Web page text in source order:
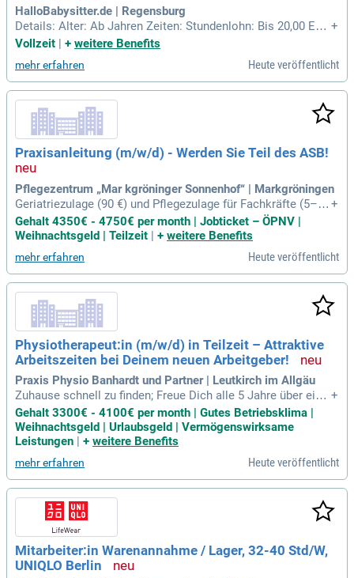
HalloBabysitter.de | Regensburg
Details: Alter: Ab Jahren Zeiten: Stundenlohn: Bis 20,00 Eur
o Anzahl der Kinder: 2 Geburtsjahre der Kinder: 2026, 2018 T
+
Vollzeit
+ weitere Benefits
mehr erfahren Heute veröffentlicht
Praxisanleitung (m/w/d) - Werden Sie Teil des ASB!
Pflegezentrum „Mar kgröninger Sonnenhof“ | Markgröningen
Geriatriezulage (90 €) und Pflegezulage für Fachkräfte (5–1
1% je nach Erfahrung) wird in Gehaltsberechnung aufgenom
men; Ein Jobticket für Sie; Einspringbonus, der Ihr Engagem
ent belohnt; Ein Weihnachtsgeld; Es gibt eine gute ÖPNV-An
bindung; Fort- und
+
Gehalt 4350€ - 4750€ per month | Jobticket – ÖPNV |
Weihnachtsgeld | Teilzeit | + weitere Benefits
mehr erfahren Heute veröffentlicht
Physiotherapeut:in (m/w/d) in Teilzeit – Attraktive
Arbeitszeiten bei Deinem neuen Arbeitgeber!
Praxis Physio Banhardt und Partner | Leutkirch im Allgäu
Zuhause schnell zu finden; Freue Dich alle 5 Jahre über eine
Betriebstreueprämie von 500 €, die Deine Treue belohnt; Gen
ieße die ideale Lage direkt am Bahnhof für eine stressfreie
Anreise; Genieße ein Urlaubsgeld, das Deine Reisen versüßt;
Lass Dich
+
Gehalt 3300€ - 4100€ per month | Gutes Betriebsklima |
Weihnachtsgeld | Urlaubsgeld | Vermögenswirksame
Leistungen | + weitere Benefits
mehr erfahren Heute veröffentlicht
Mitarbeiter:in Warenannahme / Lager, 32-40 Std/W,
UNIQLO Berlin